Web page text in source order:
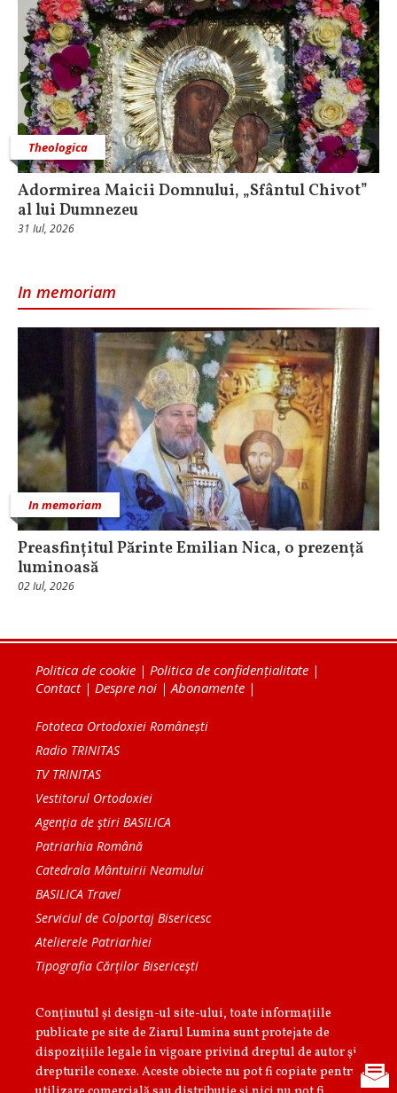
Theologica
Adormirea Maicii Domnului, „Sfântul Chivot”
al lui Dumnezeu
31 Iul, 2026
In memoriam
In memoriam
Preasfințitul Părinte Emilian Nica, o prezență
luminoasă
02 Iul, 2026
Politica de cookie | Politica de confidențialitate |
Contact| Despre noi |Abonamente |
Fototeca Ortodoxiei Românești
Radio TRINITAS
TV TRINITAS
Vestitorul Ortodoxiei
Agenţia de ştiri BASILICA
Patriarhia Română
Catedrala Mântuirii Neamului
BASILICA Travel
Serviciul de Colportaj Bisericesc
Atelierele Patriarhiei
Tipografia Cărţilor Bisericeşti
Conținutul și design-ul site-ului, toate informaţiile
publicate pe site de Ziarul Lumina sunt protejate de
dispoziţiile legale în vigoare privind dreptul de autor şi
drepturile conexe. Aceste obiecte nu pot fi copiate pentru